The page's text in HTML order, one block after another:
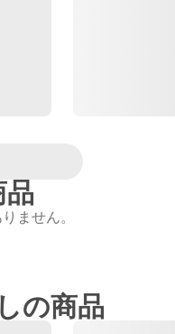
品
ません。
の商品